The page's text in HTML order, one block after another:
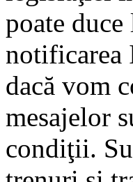
poate
notificarea
dacă vom
mesajelor
condiţii.